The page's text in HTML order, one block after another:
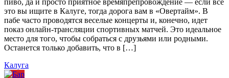
пиво, да и просто приятное времяпрепровождение — если все
это вы ищите в Калуге, тогда дорога вам в «Овертайм». В
пабе часто проводятся веселые концерты и, конечно, идет
показ онлайн-трансляции спортивных матчей. Это идеальное
место для того, чтобы собраться с друзьями или родными.
Останется только добавить, что в […]
Калуга